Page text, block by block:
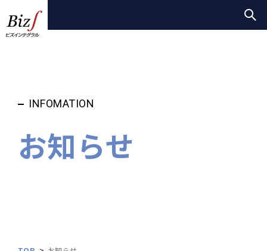
INFOMATION
お知らせ